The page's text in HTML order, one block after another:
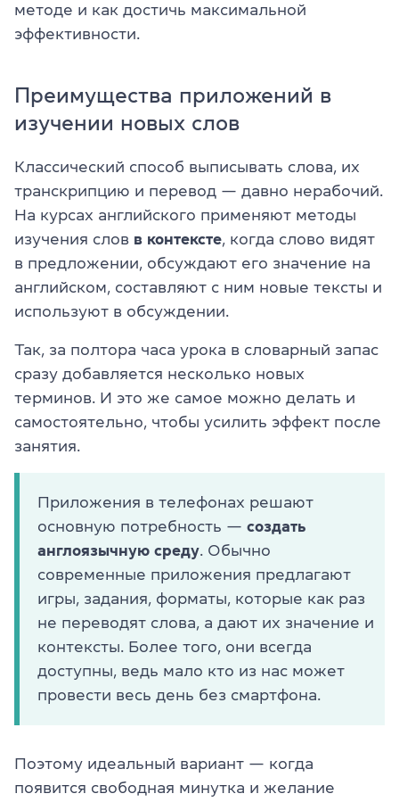
методе и как достичь максимальной
эффективности.
Преимущества приложений в
изучении новых слов
Классический способ выписывать слова, их
транскрипцию и перевод — давно нерабочий.
На курсах английского применяют методы
изучения слов в контексте , когда слово видят
в предложении, обсуждают его значение на
английском, составляют с ним новые тексты и
используют в обсуждении.
Так, за полтора часа урока в словарный запас
сразу добавляется несколько новых
терминов. И это же самое можно делать и
самостоятельно, чтобы усилить эффект после
занятия.
Приложения в телефонах решают
основную потребность — создать
англоязычную среду . Обычно
современные приложения предлагают
игры, задания, форматы, которые как раз
не переводят слова, а дают их значение и
контексты. Более того, они всегда
доступны, ведь мало кто из нас может
провести весь день без смартфона.
Поэтому идеальный вариант — когда
появится свободная минутка и желание